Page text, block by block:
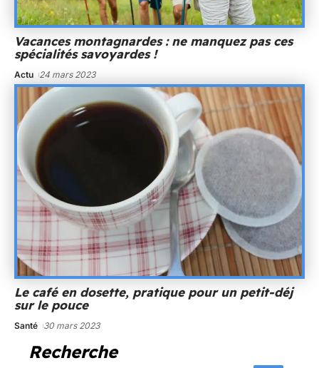
Vacances montagnardes : ne manquez pas ces
spécialités savoyardes !
Actu 24 mars 2023
Le café en dosette, pratique pour un petit-déj
sur le pouce
Santé 30 mars 2023
Recherche